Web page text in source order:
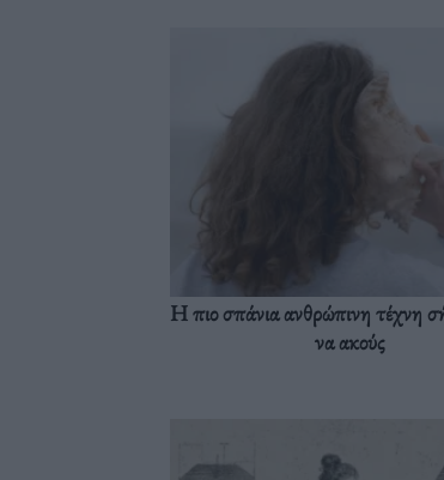
Η πιο σπάνια ανθρώπινη τέχνη
να ακούς